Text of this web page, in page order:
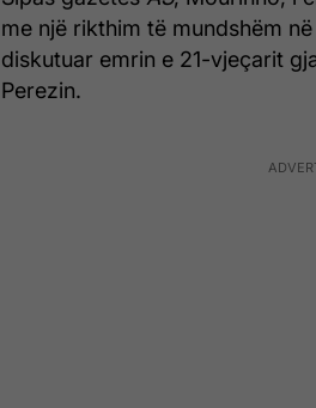
me një rikthim të mundshëm
diskutuar emrin e 21-vjeçarit
Perezin.